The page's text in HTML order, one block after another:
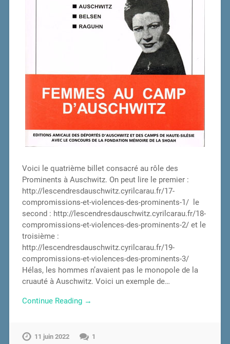
Voici le quatrième billet consacré au rôle des
Prominents à Auschwitz. On peut lire le premier :
http://lescendresdauschwitz.cyrilcarau.fr/17-
compromissions-et-violences-des-prominents-1/ le
second : http://lescendresdauschwitz.cyrilcarau.fr/18-
compromissions-et-violences-des-prominents-2/ et le
troisième :
http://lescendresdauschwitz.cyrilcarau.fr/19-
compromissions-et-violences-des-prominents-3/
Hélas, les hommes n’avaient pas le monopole de la
cruauté à Auschwitz. Voici un exemple de…
Continue Reading →
11 juin 2022 1